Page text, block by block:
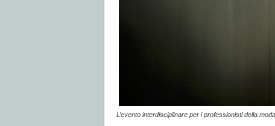
L’evento interdisciplinare per i professionisti della